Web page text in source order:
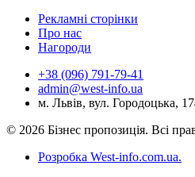
Рекламні сторінки
Про нас
Нагороди
+38 (096) 791-79-41
admin@west-info.ua
м. Львів, вул. Городоцька,
© 2026 Бізнес пропозиція. Всі
Розробка West-info.com.ua.